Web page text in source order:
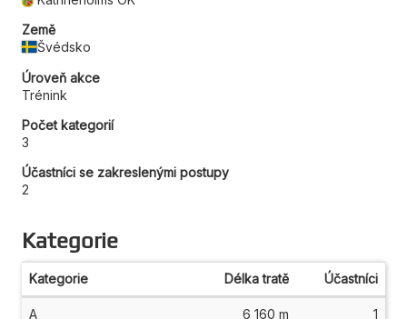
Země
Švédsko
Úroveň akce
Trénink
Počet kategorií
3
Účastníci se zakreslenými postupy
2
Kategorie
Kategorie Délka tratě Účastníci
A 6 160 m 1